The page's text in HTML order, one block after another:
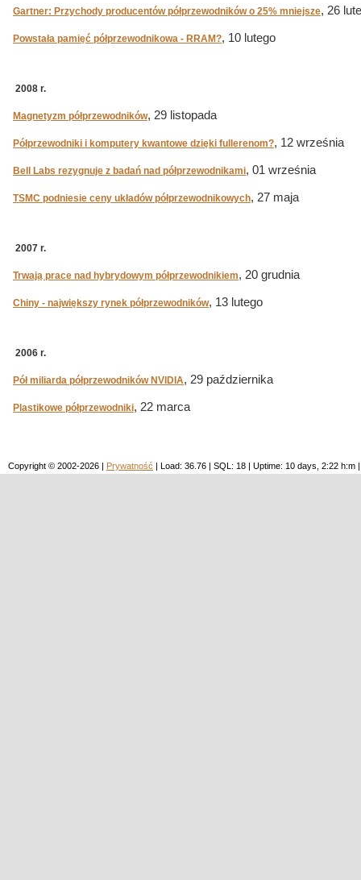
Gartner: Przychody producentów półprzewodników o 25% mniejsze, 26
Powstała pamięć półprzewodnikowa - RRAM?, 10 lutego
2008 r.
Magnetyzm półprzewodników, 29 listopada
Półprzewodniki i komputery kwantowe dzięki fullerenom?, 12 września
Bell Labs rezygnuje z badań nad półprzewodnikami, 01 września
TSMC podniesie ceny układów półprzewodnikowych, 27 maja
2007 r.
Trwają prace nad hybrydowym półprzewodnikiem, 20 grudnia
Chiny - największy rynek półprzewodników, 13 lutego
2006 r.
Pół miliarda półprzewodników NVIDIA, 29 października
Plastikowe półprzewodniki, 22 marca
Copyright © 2002-2026 | Prywatność | Load: 36.76 | SQL: 18 | Uptime: 10 days, 2:22